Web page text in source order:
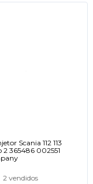
Scania 112 113
2 365486 002551
2 vendidos